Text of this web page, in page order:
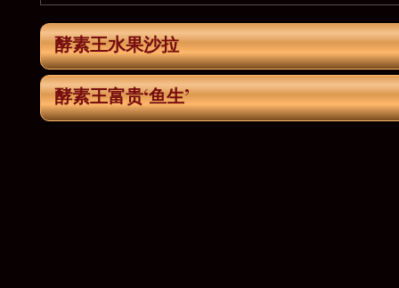
酵素王水果沙拉
酵素王富贵‘鱼生’